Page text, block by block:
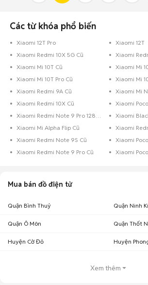
Các từ khóa phổ biến
Xiaomi 12T Pro
Xiaomi 12T
Xiaomi Redmi 10X 5G Cũ
Xiaomi
Xiaomi Mi 10T Cũ
Xiaomi Mi
Xiaomi Mi 10T Pro Cũ
Xiaomi Mi
Xiaomi Redmi 9A Cũ
Xiaomi Mi
Xiaomi Redmi 10X Cũ
Xiaomi
Xiaomi
Xiaomi Mi Alpha Flip Cũ
Xiaomi Redmi Note 9S Cũ
Xiaomi
Xiaomi Redmi Note 9 Pro Cũ
Xiaomi
Mua bán đồ điện tử
Quận Bình Thuỷ Quận Ninh
Quận Ô Môn Quận Thốt
Huyện Cờ Đỏ Huyện
Xem thêm